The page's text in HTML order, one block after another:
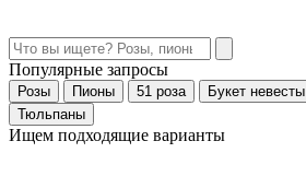
Популярные запросы
Розы Пионы 51 роза Букет невесты
Тюльпаны
Ищем подходящие варианты